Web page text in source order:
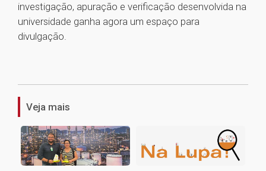
investigação, apuração e verificação desenvolvida na
universidade ganha agora um espaço para
divulgação.
Veja mais